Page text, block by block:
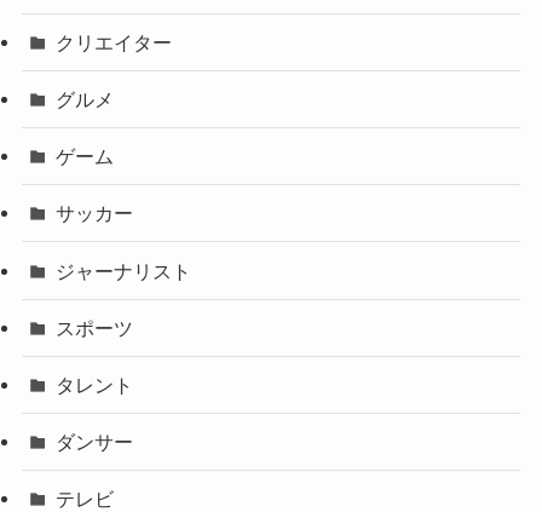
クリエイター
グルメ
ゲーム
サッカー
ジャーナリスト
スポーツ
タレント
ダンサー
テレビ